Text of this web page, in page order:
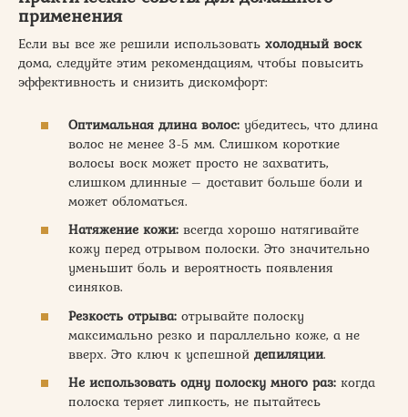
применения
Если вы все же решили использовать холодный воск
дома, следуйте этим рекомендациям, чтобы повысить
эффективность и снизить дискомфорт:
Оптимальная длина волос: убедитесь, что длина
волос не менее 3-5 мм. Слишком короткие
волосы воск может просто не захватить,
слишком длинные – доставит больше боли и
может обломаться.
Натяжение кожи: всегда хорошо натягивайте
кожу перед отрывом полоски. Это значительно
уменьшит боль и вероятность появления
синяков.
Резкость отрыва: отрывайте полоску
максимально резко и параллельно коже, а не
вверх. Это ключ к успешной депиляции.
Не использовать одну полоску много раз: когда
полоска теряет липкость, не пытайтесь